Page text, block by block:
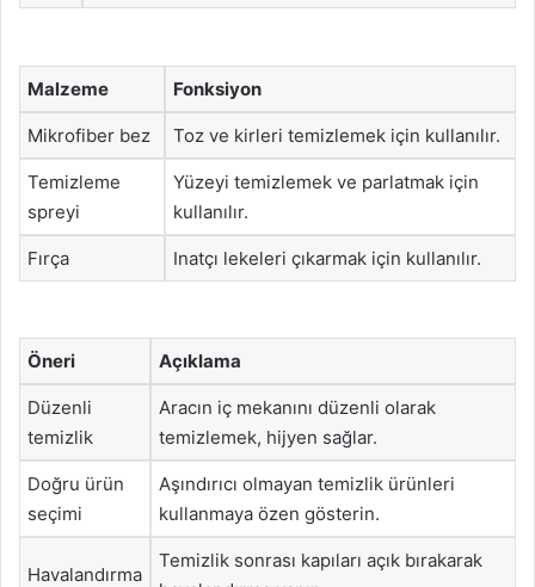
Malzeme Fonksiyon
Mikrofiber bez Toz ve kirleri temizlemek için kullanılır.
Temizleme
spreyi
Yüzeyi temizlemek ve parlatmak için
kullanılır.
Fırça Inatçı lekeleri çıkarmak için kullanılır.
Öneri Açıklama
Düzenli
temizlik
Aracın iç mekanını düzenli olarak
temizlemek, hijyen sağlar.
Doğru ürün
seçimi
Aşındırıcı olmayan temizlik ürünleri
kullanmaya özen gösterin.
Havalandırma
Temizlik sonrası kapıları açık bırakarak